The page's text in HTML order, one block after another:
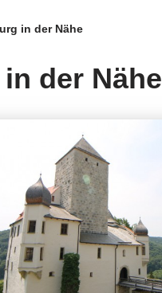
in der Nähe
der Nähe